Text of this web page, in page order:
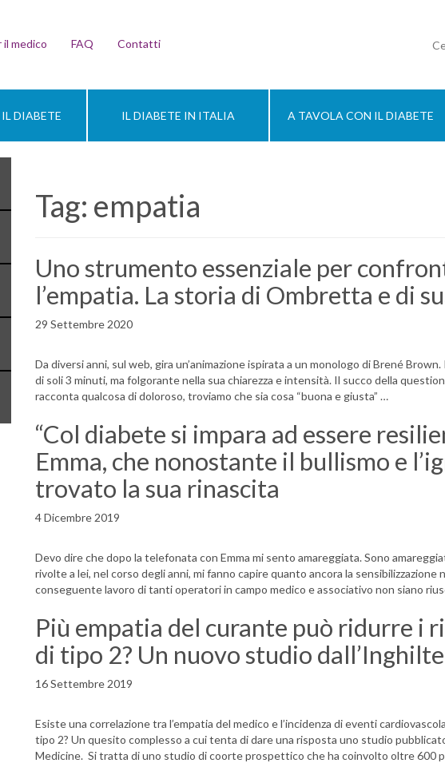
il medico FAQ Contatti
DIABETE IL DIABETE IN ITALIA A TAVOLA CON IL DIABETE
Tag: empatia
Uno strumento essenziale per
l’empatia. La storia di Ombretta e di
29 Settembre 2020
Da diversi anni, sul web, gira un’animazione ispirata a un monologo di Brené
di soli 3 minuti, ma folgorante nella sua chiarezza e intensità. Il succo della
racconta qualcosa di doloroso, troviamo che sia cosa “buona e giusta” …
“Col diabete si impara ad essere
Emma, che nonostante il bullismo e
trovato la sua rinascita
4 Dicembre 2019
Devo dire che dopo la telefonata con Emma mi sento amareggiata. Sono
rivolte a lei, nel corso degli anni, mi fanno capire quanto ancora la
conseguente lavoro di tanti operatori in campo medico e associativo non siano
Più empatia del curante può ridurre i
di tipo 2? Un nuovo studio
16 Settembre 2019
Esiste una correlazione tra l’empatia del medico e l’incidenza di eventi
tipo 2? Un quesito complesso a cui tenta di dare una risposta uno studio
Medicine. Si tratta di uno studio di coorte prospettico che ha coinvolto oltre 600